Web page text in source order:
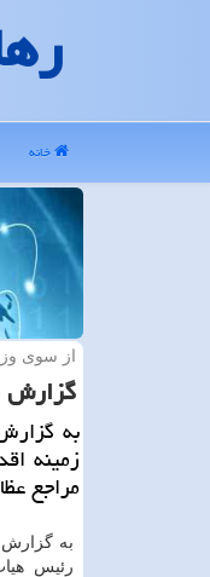
خانه
از سوی
گزارش
به
زمینه
مراجع
به گزارش
رئیس